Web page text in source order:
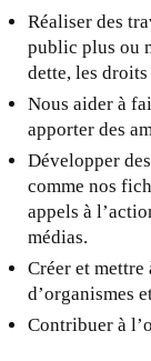
Réaliser des
public plus ou
dette, les
Nous aider à
apporter des
Développer
comme nos
appels à
médias.
Créer et mettre
d’organismes
Contribuer à